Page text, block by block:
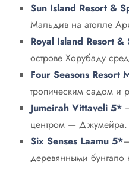
Sun Island Resort &
Мальдив на атолле
Royal Island Resort &
острове Хорубаду
Four Seasons Resort
тропическим садом и
Jumeirah Vittaveli 5*
центром — Джумейра.
Six Senses Laamu 5*
деревянными бунгало